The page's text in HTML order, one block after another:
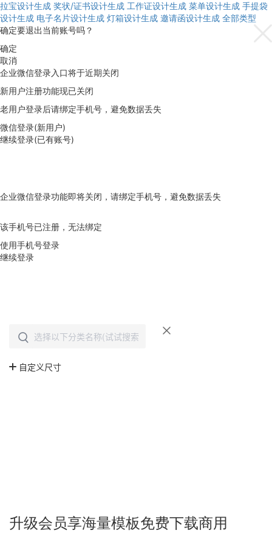
拉宝设计生成 奖状/证书设计生成 工作证设计生成 菜单设计生成 手提袋
设计生成 电子名片设计生成 灯箱设计生成 邀请函设计生成 全部类型
确定要退出当前账号吗？
确定
取消
企业微信登录入口将于近期关闭
新用户注册功能现已关闭
老用户登录后请绑定手机号，避免数据丢失
微信登录(新用户)
继续登录(已有账号)
企业微信登录功能即将关闭，请绑定手机号，避免数据丢失
该手机号已注册，无法绑定
使用手机号登录
继续登录
升级会员享海量模板免费下载商用